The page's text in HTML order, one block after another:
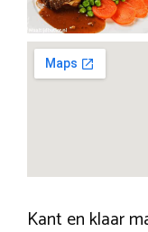
Kant en klaar